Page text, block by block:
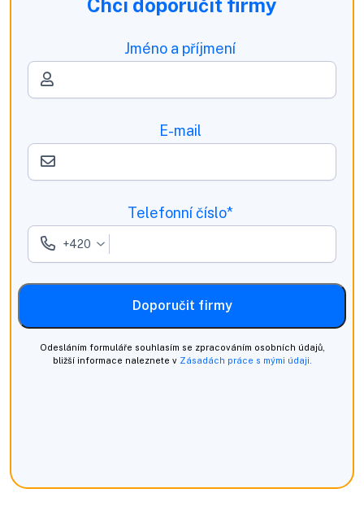
Chci doporučit firmy
Jméno a příjmení
E-mail
Telefonní číslo*
Doporučit firmy
Odesláním formuláře souhlasím se zpracováním osobních údajů,
bližší informace naleznete v Zásadách práce s mými údaji.